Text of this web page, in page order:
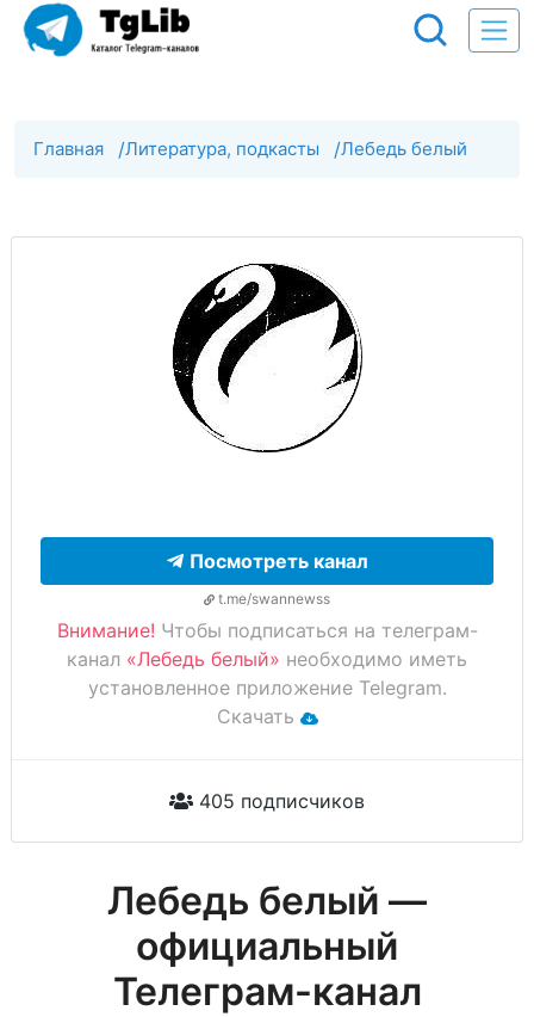
Главная /Литература, подкасты /Лебедь белый
Посмотреть канал
t.me/swannewss
Внимание! Чтобы подписаться на телеграм-
канал «Лебедь белый» необходимо иметь
установленное приложение Telegram.
Скачать
405 подписчиков
Лебедь белый —
официальный
Телеграм-канал